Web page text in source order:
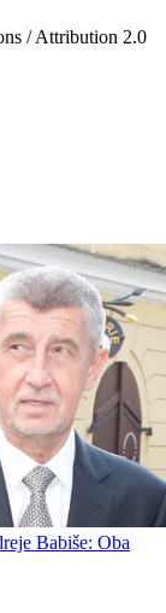
/ Attribution 2.0
Babiše: Oba